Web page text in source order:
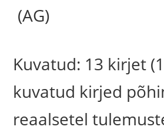
(AG)
Kuvatud: 13 kirjet
kuvatud kirjed
reaalsetel